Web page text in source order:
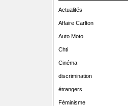
Actualités
Affaire Carlton
Auto Moto
Chti
Cinéma
discrimination
étrangers
Féminisme